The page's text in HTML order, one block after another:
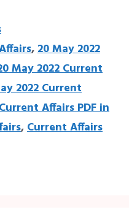
,20 May 2022
May 2022 Current
2022 Current
Affairs PDF in
,Current Affairs